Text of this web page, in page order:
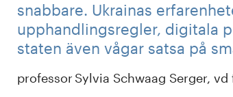
snabbare. Ukrainas
upphandlingsregler, digitala
staten även vågar satsa på
professor Sylvia Schwaag Serger, vd